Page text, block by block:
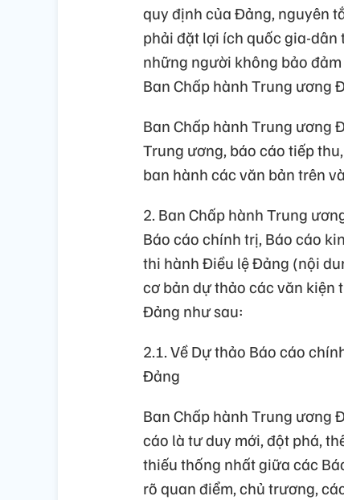
quy định của Đảng, nguyên
phải đặt lợi ích quốc gia-dân
những người không bảo
Ban Chấp hành Trung ương
Ban Chấp hành Trung ương
Trung ương, báo cáo tiếp
ban hành các văn bản trên
2. Ban Chấp hành Trung
Báo cáo chính trị, Báo cáo
thi hành Điều lệ Đảng (nội
cơ bản dự thảo các văn kiện
Đảng như sau:
2.1. Về Dự thảo Báo cáo
Đảng
Ban Chấp hành Trung ương
cáo là tư duy mới, đột phá,
thiếu thống nhất giữa các
rõ quan điểm, chủ trương,